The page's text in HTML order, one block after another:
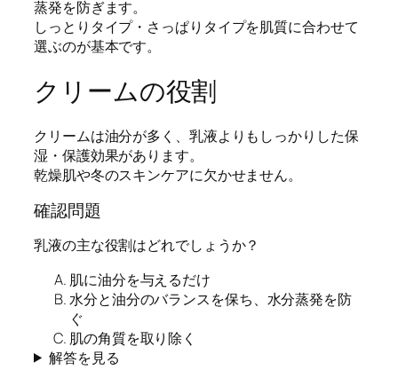
蒸発を防ぎます。
しっとりタイプ・さっぱりタイプを肌質に合わせて
選ぶのが基本です。
クリームの役割
クリームは油分が多く、乳液よりもしっかりした保
湿・保護効果があります。
乾燥肌や冬のスキンケアに欠かせません。
確認問題
乳液の主な役割はどれでしょうか？
肌に油分を与えるだけ
水分と油分のバランスを保ち、水分蒸発を防
ぐ
肌の角質を取り除く
解答を見る